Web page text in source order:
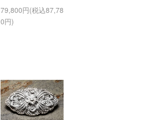
79,800円(税込87,78
0円)